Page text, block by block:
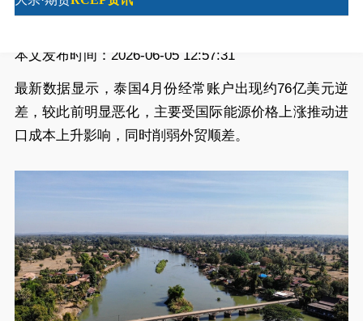
本文发布时间：2026-06-05 12:57:31
最新数据显示，泰国4月份经常账户出现约76亿美元逆
差，较此前明显恶化，主要受国际能源价格上涨推动进
口成本上升影响，同时削弱外贸顺差。